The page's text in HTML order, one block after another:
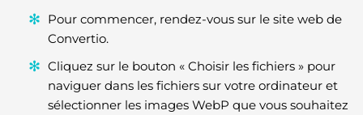
Pour commencer, rendez-vous sur le site web de
Convertio.
Cliquez sur le bouton « Choisir les fichiers » pour
naviguer dans les fichiers sur votre ordinateur et
sélectionner les images WebP que vous souhaitez